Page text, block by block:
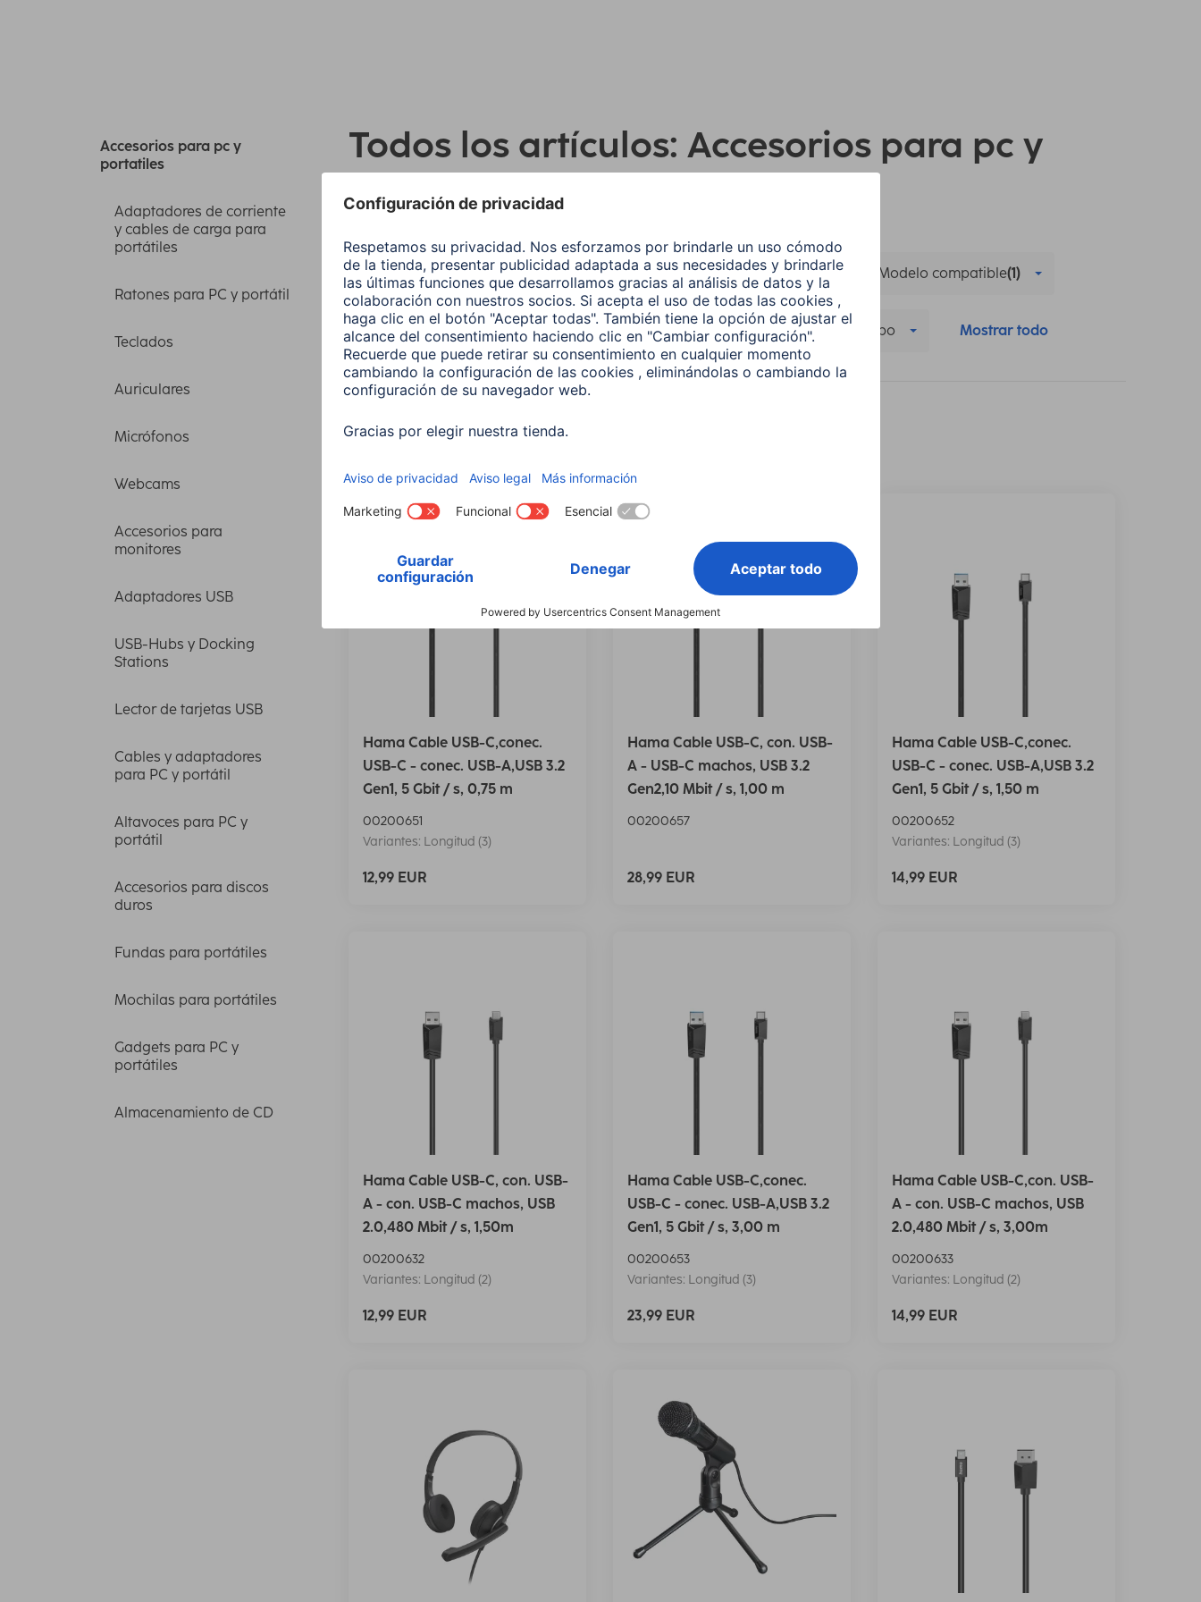
Accesorios para pc y
portatiles
Adaptadores de corriente
y cables de carga para
portátiles
Ratones para PC y portátil
Teclados
Auriculares
Micrófonos
Webcams
Accesorios para
monitores
Adaptadores USB
USB-Hubs y Docking
Stations
Lector de tarjetas USB
Cables y adaptadores
para PC y portátil
Altavoces para PC y
portátil
Accesorios para discos
duros
Fundas para portátiles
Mochilas para portátiles
Gadgets para PC y
portátiles
Almacenamiento de CD
Todos los artículos: Accesorios para pc y
portatiles
Ordenar por: Tipo de Producto Marca compatible Modelo compatible(1)
Price Color Calidad Linea de Producto Tipo Mostrar todo
Hama Cable USB-C,conec.
USB-C - conec. USB-A,USB 3.2
Gen1, 5 Gbit / s, 0,75 m
00200651
Variantes: Longitud (3)
12,99 EUR
Hama Cable USB-C, con. USB-
A - USB-C machos, USB 3.2
Gen2,10 Mbit / s, 1,00 m
00200657
28,99 EUR
Hama Cable USB-C,conec.
USB-C - conec. USB-A,USB 3.2
Gen1, 5 Gbit / s, 1,50 m
00200652
Variantes: Longitud (3)
14,99 EUR
Hama Cable USB-C, con. USB-
A - con. USB-C machos, USB
2.0,480 Mbit / s, 1,50m
00200632
Variantes: Longitud (2)
12,99 EUR
Hama Cable USB-C,conec.
USB-C - conec. USB-A,USB 3.2
Gen1, 5 Gbit / s, 3,00 m
00200653
Variantes: Longitud (3)
23,99 EUR
Hama Cable USB-C,con. USB-
A - con. USB-C machos, USB
2.0,480 Mbit / s, 3,00m
00200633
Variantes: Longitud (2)
14,99 EUR